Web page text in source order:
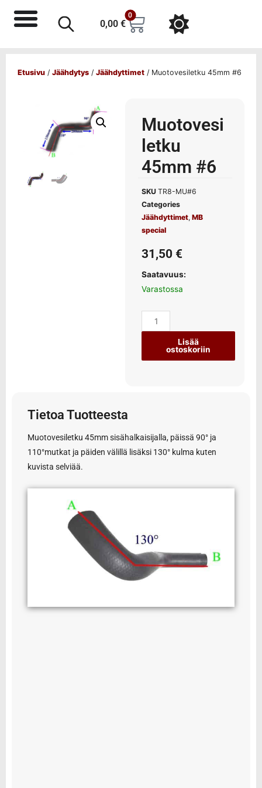
0,00 €
0
Etusivu / Jäähdytys / Jäähdyttimet / Muotovesiletku 45mm #6
Muotovesi
letku
45mm #6
SKU TR8-MU#6
Categories
Jäähdyttimet, MB
special
31,50 €
Saatavuus:
Varastossa
Lisää
ostoskoriin
Tietoa Tuotteesta
Muotovesiletku 45mm sisähalkaisijalla, päissä 90° ja
110°mutkat ja päiden välillä lisäksi 130° kulma kuten
kuvista selviää.